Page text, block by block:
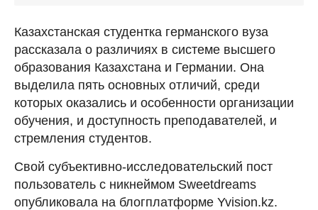
Казахстанская студентка германского вуза
рассказала о различиях в системе высшего
образования Казахстана и Германии. Она
выделила пять основных отличий, среди
которых оказались и особенности организации
обучения, и доступность преподавателей, и
стремления студентов.
Свой субъективно-исследовательский пост
пользователь с никнеймом Sweetdreams
опубликовала на блогплатформе Yvision.kz.